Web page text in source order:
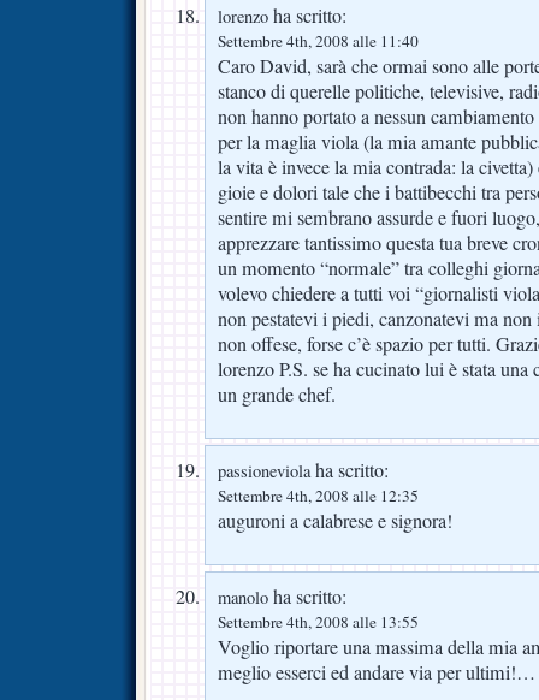
lorenzo ha scritto:
Settembre 4th, 2008 alle 11:40
Caro David, sarà che ormai sono alle
stanco di querelle politiche, televisive,
non hanno portato a nessun
per la maglia viola (la mia amante
la vita è invece la mia contrada: la
gioie e dolori tale che i battibecchi tra
sentire mi sembrano assurde e fuori
apprezzare tantissimo questa tua breve
un momento “normale” tra colleghi
volevo chiedere a tutti voi “giornalisti
non pestatevi i piedi, canzonatevi ma
non offese, forse c’è spazio per tutti.
lorenzo P.S. se ha cucinato lui è stata
un grande chef.
passioneviolaha scritto:
Settembre 4th, 2008 alle 12:35
auguroni a calabrese e signora!
manolo ha scritto:
Settembre 4th, 2008 alle 13:55
Voglio riportare una massima della mia
meglio esserci ed andare via per ultimi!…